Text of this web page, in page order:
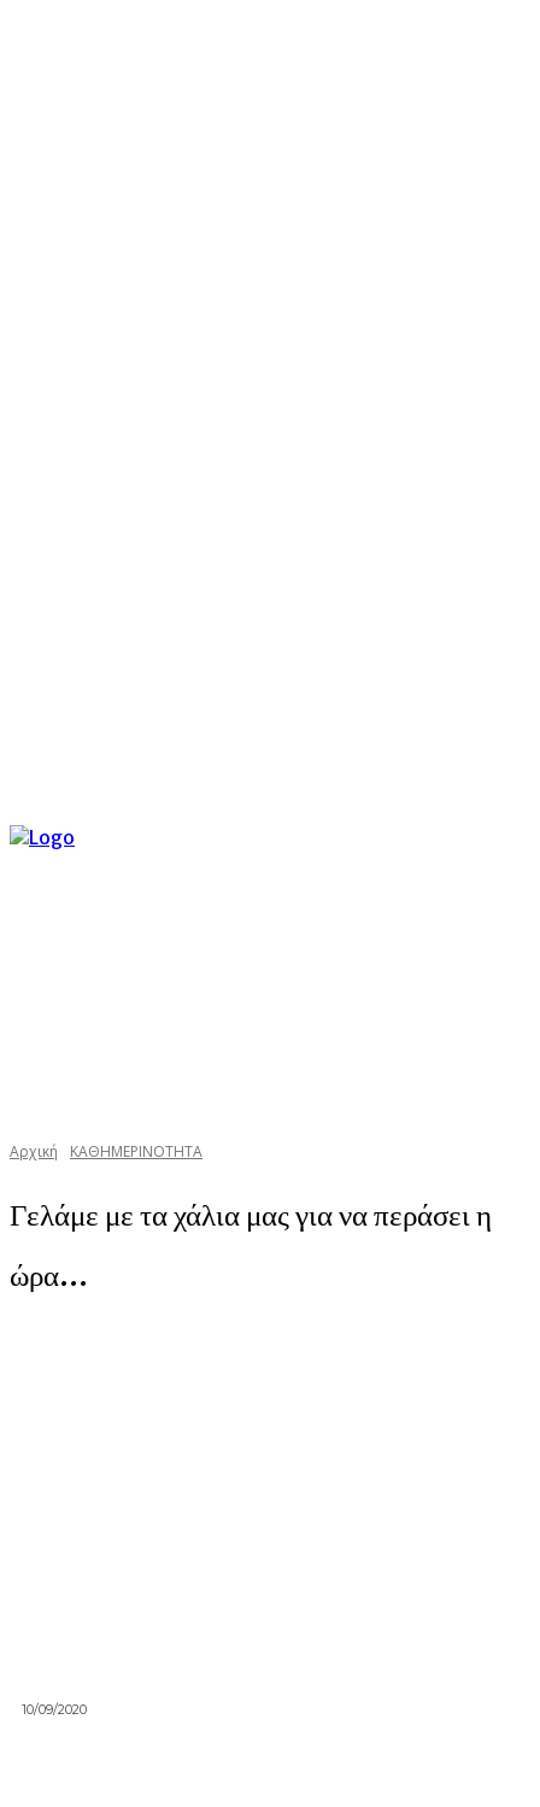
Αρχική ΚΑΘΗΜΕΡΙΝΟΤΗΤΑ
Γελάμε με τα χάλια μας για να περάσει η
ώρα…
10/09/2020